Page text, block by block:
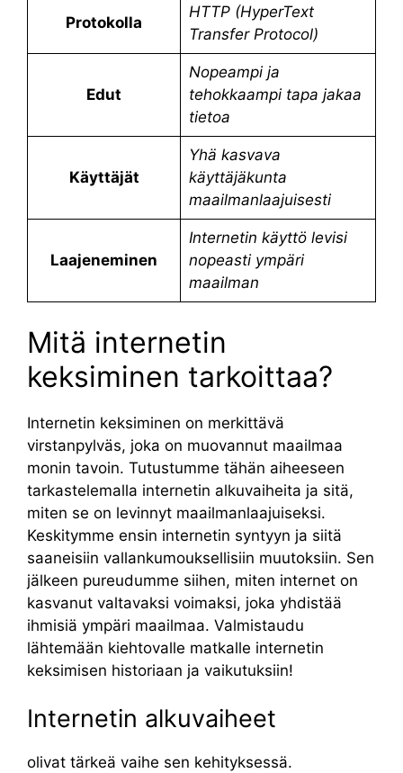
Protokolla
HTTP (HyperText
Transfer Protocol)
Edut
Nopeampi ja
tehokkaampi tapa jakaa
tietoa
Käyttäjät
Yhä kasvava
käyttäjäkunta
maailmanlaajuisesti
Laajeneminen
Internetin käyttö levisi
nopeasti ympäri
maailman
Mitä internetin
keksiminen tarkoittaa?
Internetin keksiminen on merkittävä
virstanpylväs, joka on muovannut maailmaa
monin tavoin. Tutustumme tähän aiheeseen
tarkastelemalla internetin alkuvaiheita ja sitä,
miten se on levinnyt maailmanlaajuiseksi.
Keskitymme ensin internetin syntyyn ja siitä
saaneisiin vallankumouksellisiin muutoksiin. Sen
jälkeen pureudumme siihen, miten internet on
kasvanut valtavaksi voimaksi, joka yhdistää
ihmisiä ympäri maailmaa. Valmistaudu
lähtemään kiehtovalle matkalle internetin
keksimisen historiaan ja vaikutuksiin!
Internetin alkuvaiheet
olivat tärkeä vaihe sen kehityksessä.